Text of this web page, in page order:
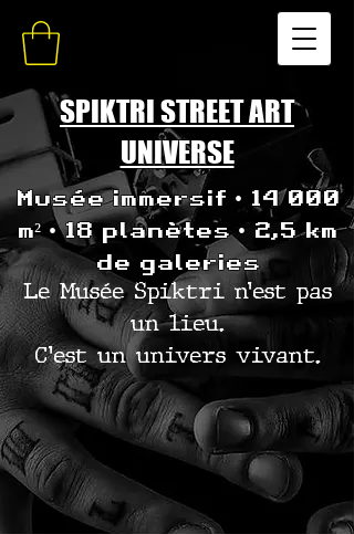
SPIKTRI STREET ART
UNIVERSE
Musée immersif • 14 000
m² • 18 planètes • 2,5 km
de galeries
Le Musée Spiktri n’est pas
un lieu.
C’est un univers vivant.